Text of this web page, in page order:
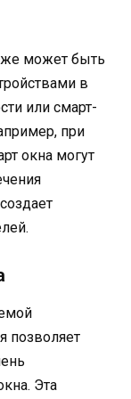
может быть
в
или смарт-
при
окна могут
позволяет
Эта